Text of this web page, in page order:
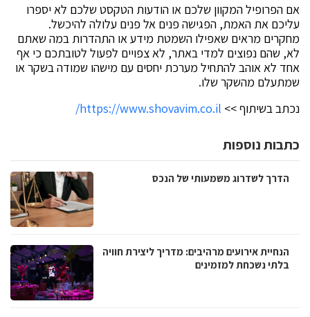
אם הפרופיל המקוון שלכם או הודעות הטקסט שלכם לא יספרו
עליכם את האמת, הפגישה פנים אל פנים עלולה להיכשל.
מחקרים מראים שאפילו השמטת מידע או התהדרות במה שאתם
לא, שהם נפוצים למדי באתר, לא צפויים לפעול לטובתכם כי אף
אחד לא אוהב להתחיל מערכת יחסים עם מישהו שמודה בשקר או
שמתעלם מהשקר שלו.
נכתב בשיתוף >> https://www.shovavim.co.il/
כתבות נוספות
הדרך לשדרוג משמעותי של הנכס
הנחיית אירועים מרהיבים: מדריך ליצירת חוויה
בלתי נשכחת למזמינים